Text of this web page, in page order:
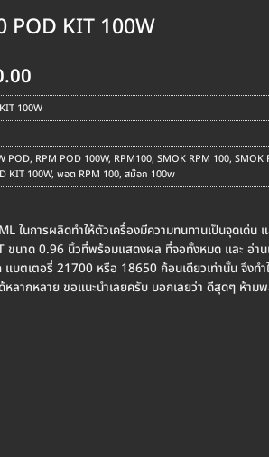
POD KIT 100W
price
is:
฿1,090.00.
100W
POD, RPM POD 100W, RPM100, SMOK RPM 100, SMOK
KIT 100W, พอต RPM 100, สม๊อก 100w
ในการผลิดทำให้ตัวเครื่องมีความทนทานเป็นจุดเด่น
ขนาด 0.96 นิ้วที่พร้อมแสดงผล ที่จอทั้งหมด และ อ่านเ
บตเตอรี่ 21700 หรือ 18650 ก้อนเดียวเท่านั้น จึงทำ
หลากหลาย ขอแนะนำเลยครับ บอกเลยว่า ดีสุดๆ ห้าม